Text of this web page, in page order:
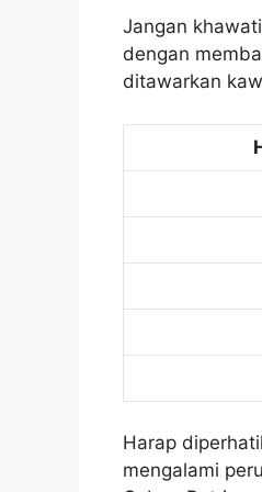
Jangan
dengan
ditawarkan
Harap
mengalami